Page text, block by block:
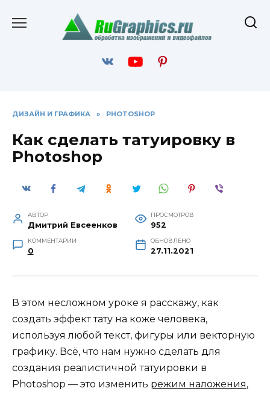
содержанию
ДИЗАЙН И ГРАФИКА » PHOTOSHOP
Как сделать татуировку в
Photoshop
АВТОР
Дмитрий Евсеенков
ПРОСМОТРОВ
952
КОММЕНТАРИИ
0
ОБНОВЛЕНО
27.11.2021
В этом несложном уроке я расскажу, как
создать эффект тату на коже человека,
используя любой текст, фигуры или векторную
графику. Всё, что нам нужно сделать для
создания реалистичной татуировки в
Photoshop — это изменить режим наложения,